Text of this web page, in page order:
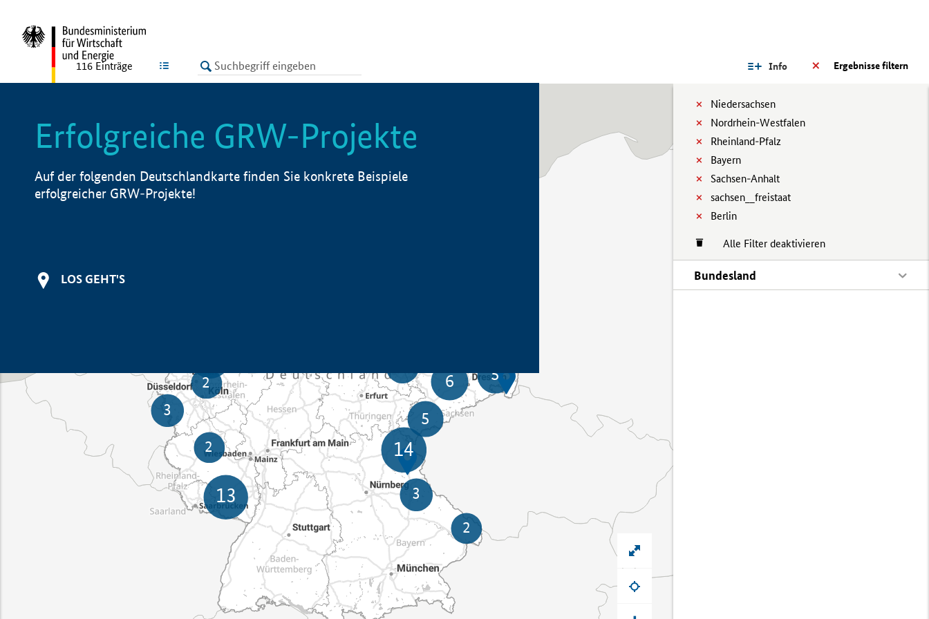
LISTE Ergebnisse filtern
Info
Niedersachsen
Nordrhein-Westfalen
Rheinland-Pfalz
Bayern
Sachsen-Anhalt
sachsen__freistaat
Berlin
Alle Filter deaktivieren
Bundesland
116 Einträge
Erfolgreiche GRW-Projekte
Auf der folgenden Deutschlandkarte finden Sie konkrete Beispiele
erfolgreicher GRW-Projekte!
LOS GEHT'S